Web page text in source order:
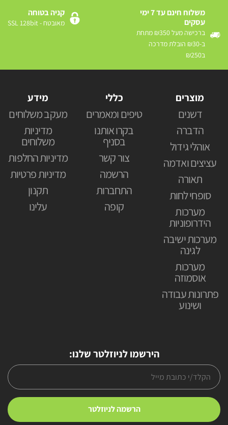
משלוח חינם עד 7 ימי
עסקים
ברכישה מעל ₪350 מתחת
ב-₪30 הובלת מדרכה
ב₪250
קניה בטוחה
מאובטח - SSL 128bit
מוצרים
דשנים
הדברה
אוהלי גידול
עציצים ואדמה
תאורה
סופחי לחות
מערכות
הידרופוניות
מערכות ישיבה
לגינה
מערכות
אוסמוזה
פתרונות עבודה
ושינוע
כללי
טיפים ומאמרים
בקרו אותנו
בסניף
צור קשר
הרשמה
התחברות
קופה
מידע
מעקב משלוחים
מדיניות
משלוחים
מדיניות החלפות
מדיניות פרטיות
תקנון
עלינו
הירשמו לניוזלטר שלנו: